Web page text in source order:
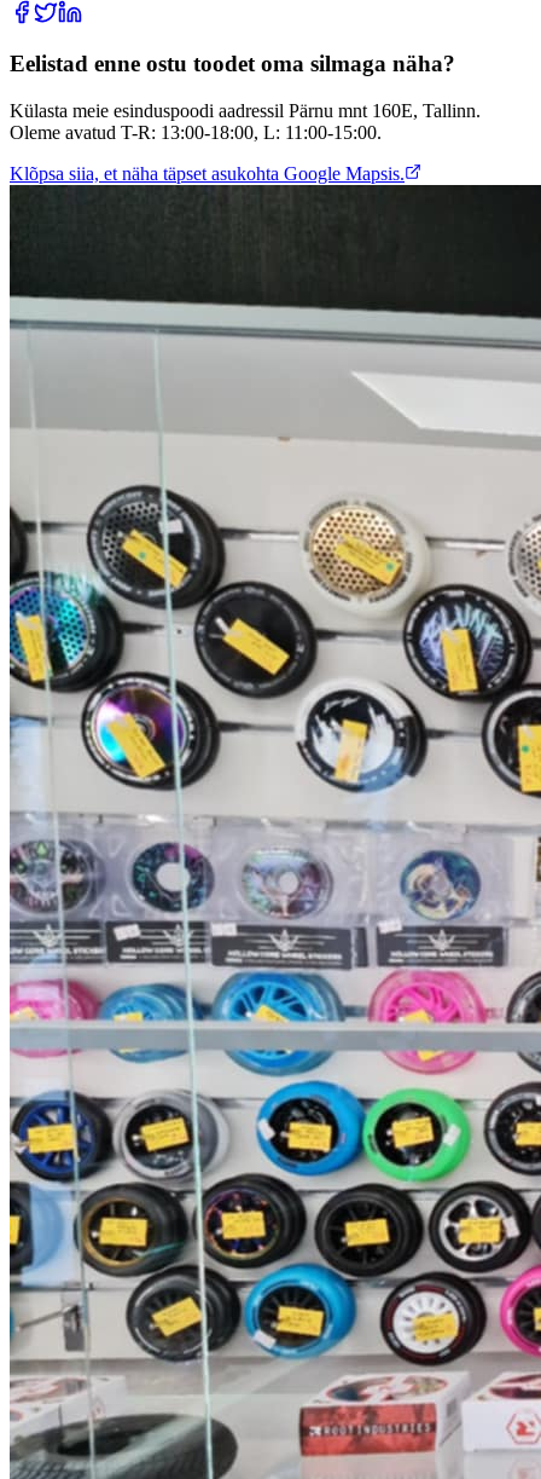
Eelistad enne ostu toodet oma silmaga näha?
Külasta meie esinduspoodi aadressil Pärnu mnt 160E, Tallinn.
Oleme avatud T-R: 13:00-18:00, L: 11:00-15:00.
Klõpsa siia, et näha täpset asukohta Google Mapsis.